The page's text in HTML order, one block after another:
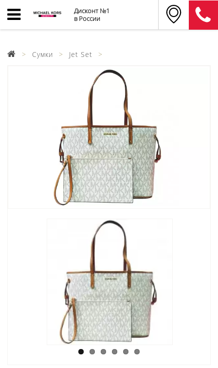
Дисконт №1
в России
Сумки Jet Set